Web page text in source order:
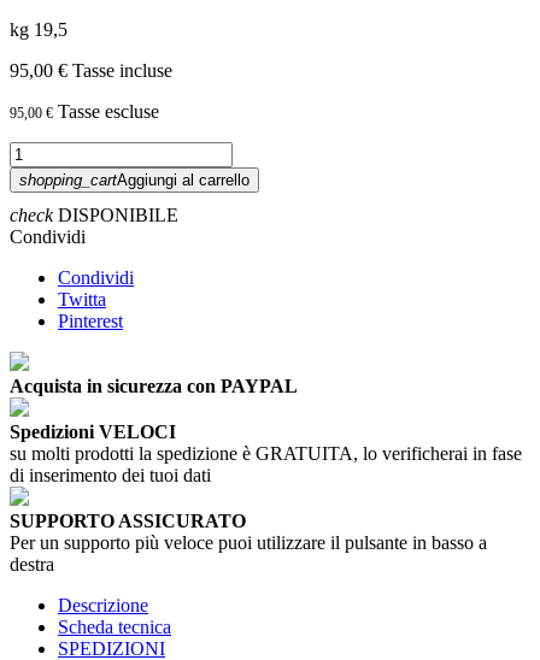
kg 19,5
95,00 € Tasse incluse
95,00 € Tasse escluse
shopping_cartAggiungi al carrello
checkDISPONIBILE
Condividi
Condividi
Twitta
Pinterest
Acquista in sicurezza con PAYPAL
Spedizioni VELOCI
su molti prodotti la spedizione è GRATUITA, lo verificherai in fase
di inserimento dei tuoi dati
SUPPORTO ASSICURATO
Per un supporto più veloce puoi utilizzare il pulsante in basso a
destra
Descrizione
Scheda tecnica
SPEDIZIONI